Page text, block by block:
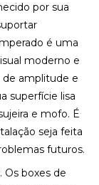
por sua
é uma
moderno e
de amplitude e
superfície lisa
e mofo. É
seja feita
futuros.
Os boxes de